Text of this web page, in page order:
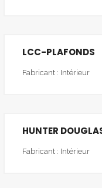
LCC-PLAFONDS
Fabricant : Intérieur
HUNTER
Fabricant : Intérieur